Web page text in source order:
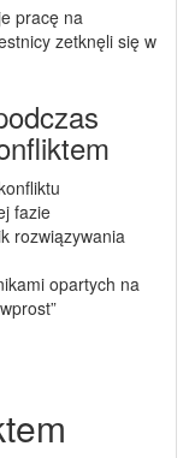
pracę na
zetknęli się w
fazie
rozwiązywania
opartych na